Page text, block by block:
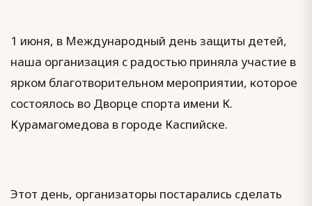
1 июня, в Международный день защиты детей,
наша организация с радостью приняла участие в
ярком благотворительном мероприятии, которое
состоялось во Дворце спорта имени К.
Курамагомедова в городе Каспийске.
Этот день, организаторы постарались сделать